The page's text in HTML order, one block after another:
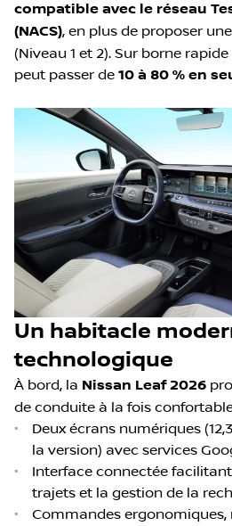
compatible avec le réseau
(NACS), en plus de proposer
(Niveau 1 et 2). Sur borne
peut passer de 10 à 80 % en
Un habitacle
technologique
À bord, la Nissan Leaf 2026
de conduite à la fois
•
Deux écrans numériques
la version) avec services
•
Interface connectée
trajets et la gestion de la
•
Commandes